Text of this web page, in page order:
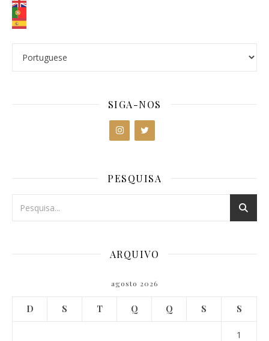
SIGA-NOS
PESQUISA
ARQUIVO
agosto 2026
D S T Q Q S S
1